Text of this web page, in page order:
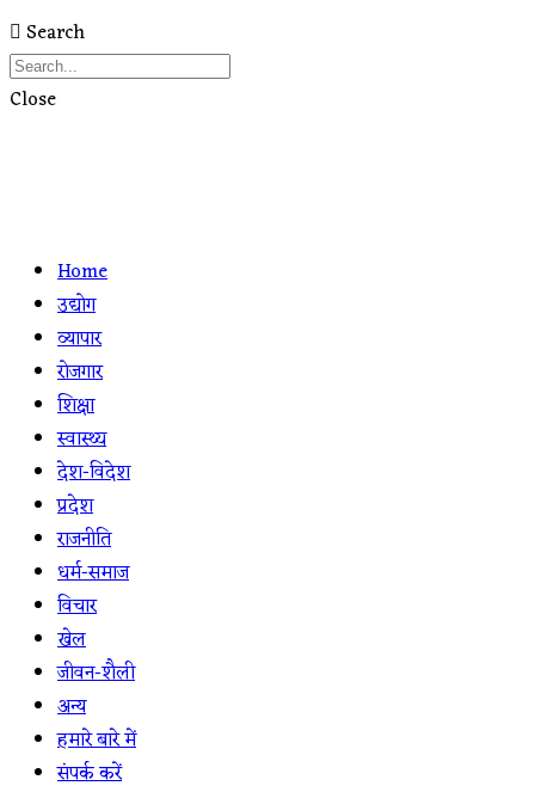
Search
Close
Home
उद्योग
व्यापार
रोजगार
शिक्षा
स्वास्थ्य
देश-विदेश
प्रदेश
राजनीति
धर्म-समाज
विचार
खेल
जीवन-शैली
अन्य
हमारे बारे में
संपर्क करें